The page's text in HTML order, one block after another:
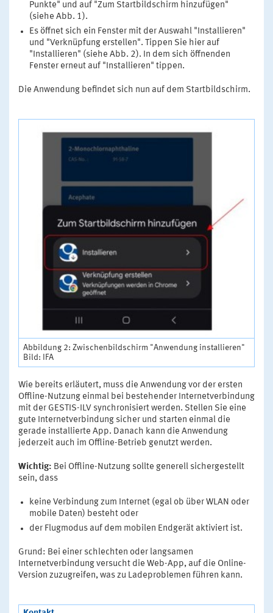
Punkte" und auf "Zum Startbildschirm hinzufügen"
(siehe Abb. 1).
Es öffnet sich ein Fenster mit der Auswahl "Installieren"
und "Verknüpfung erstellen". Tippen Sie hier auf
"Installieren" (siehe Abb. 2). In dem sich öffnenden
Fenster erneut auf "Installieren" tippen.
Die Anwendung befindet sich nun auf dem Startbildschirm.
Abbildung 2: Zwischenbildschirm "Anwendung installieren"
Bild: IFA
Wie bereits erläutert, muss die Anwendung vor der ersten
Offline-Nutzung einmal bei bestehender Internetverbindung
mit der GESTIS-ILV synchronisiert werden. Stellen Sie eine
gute Internetverbindung sicher und starten einmal die
gerade installierte App. Danach kann die Anwendung
jederzeit auch im Offline-Betrieb genutzt werden.
Wichtig: Bei Offline-Nutzung sollte generell sichergestellt
sein, dass
keine Verbindung zum Internet (egal ob über WLAN oder
mobile Daten) besteht oder
der Flugmodus auf dem mobilen Endgerät aktiviert ist.
Grund: Bei einer schlechten oder langsamen
Internetverbindung versucht die Web-App, auf die Online-
Version zuzugreifen, was zu Ladeproblemen führen kann.